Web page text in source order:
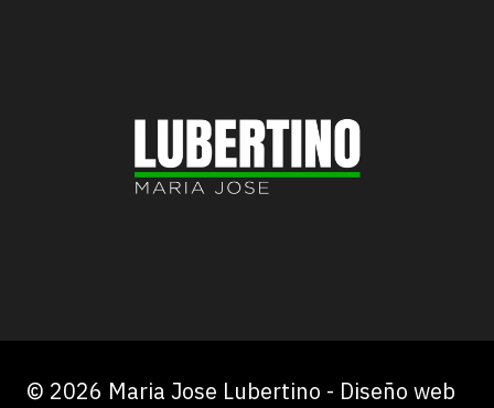
© 2026 Maria Jose Lubertino - Diseño web